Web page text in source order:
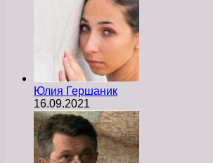
Юлия Гершаник
16.09.2021